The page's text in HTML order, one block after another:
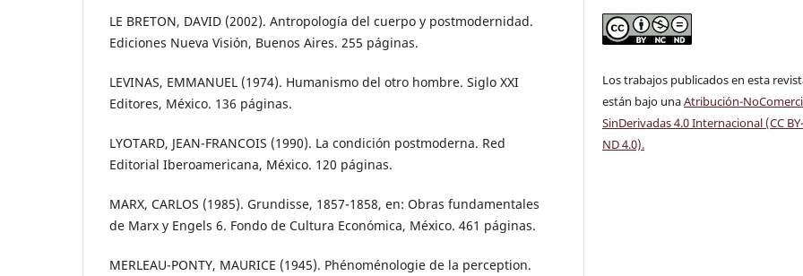
LE BRETON, DAVID (2002). Antropología del cuerpo y postmodernidad.
Ediciones Nueva Visión, Buenos Aires. 255 páginas.
LEVINAS, EMMANUEL (1974). Humanismo del otro hombre. Siglo XXI
Editores, México. 136 páginas.
LYOTARD, JEAN-FRANCOIS (1990). La condición postmoderna. Red
Editorial Iberoamericana, México. 120 páginas.
MARX, CARLOS (1985). Grundisse, 1857-1858, en: Obras fundamentales
de Marx y Engels 6. Fondo de Cultura Económica, México. 461 páginas.
MERLEAU-PONTY, MAURICE (1945). Phénoménologie de la perception.
Los trabajos publicados en esta
están bajo unaAtribución-
SinDerivadas 4.0 Internacional (CC
ND 4.0).